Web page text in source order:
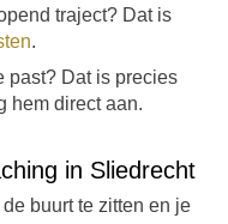
traject? Dat is
.
past? Dat is precies
hem direct aan.
in Sliedrecht
buurt te zitten en je